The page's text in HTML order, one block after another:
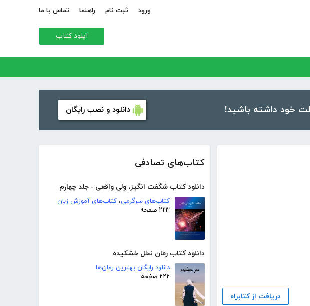
ورود ثبت نام راهنما تماس با ما
آپلود کتاب
دانلود و نصب رایگان
کتاب‌های تصادفی
دانلود کتاب شگفت انگیز، ولی واقعی - جلد چهارم
کتاب‌های سرگرمی، کتاب‌های آموزش زبان
۲۲۳ صفحه
دانلود کتاب رمان نخل خشکیده
دانلود رایگان بهترین رمان‌ها
۲۲۲ صفحه
دریافت از کتابراه